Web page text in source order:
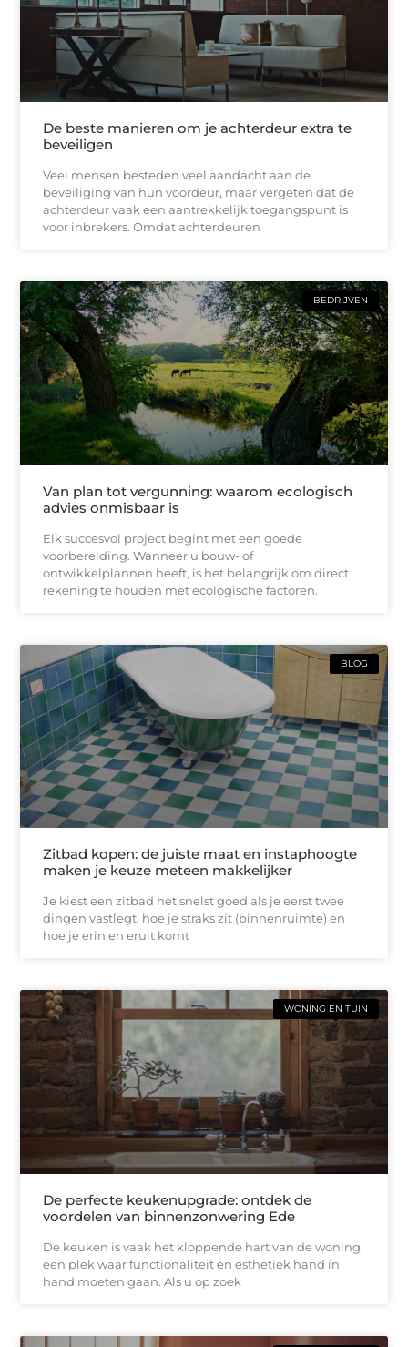
De beste manieren om je achterdeur extra te
beveiligen
Veel mensen besteden veel aandacht aan de
beveiliging van hun voordeur, maar vergeten dat de
achterdeur vaak een aantrekkelijk toegangspunt is
voor inbrekers. Omdat achterdeuren
BEDRIJVEN
Van plan tot vergunning: waarom ecologisch
advies onmisbaar is
Elk succesvol project begint met een goede
voorbereiding. Wanneer u bouw- of
ontwikkelplannen heeft, is het belangrijk om direct
rekening te houden met ecologische factoren.
BLOG
Zitbad kopen: de juiste maat en instaphoogte
maken je keuze meteen makkelijker
Je kiest een zitbad het snelst goed als je eerst twee
dingen vastlegt: hoe je straks zit (binnenruimte) en
hoe je erin en eruit komt
WONING EN TUIN
De perfecte keukenupgrade: ontdek de
voordelen van binnenzonwering Ede
De keuken is vaak het kloppende hart van de woning,
een plek waar functionaliteit en esthetiek hand in
hand moeten gaan. Als u op zoek